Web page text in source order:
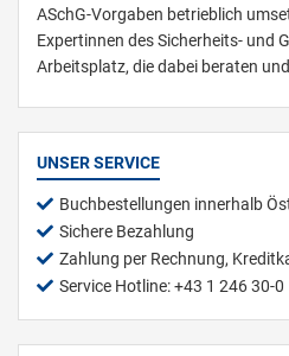
ASchG-Vorgaben betrieblich
Expertinnen des Sicherheits- und
Arbeitsplatz, die dabei beraten
UNSER SERVICE
Buchbestellungen innerhalb
Sichere Bezahlung
Zahlung per Rechnung,
Service Hotline: +43 1 246 30-0